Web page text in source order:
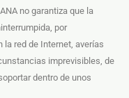
no garantiza que la
por
red de Internet, averías
imprevisibles, de
dentro de unos